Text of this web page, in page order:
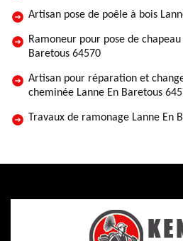
Artisan pose de poêle à bois
Ramoneur pour pose de
Baretous 64570
Artisan pour réparation et
cheminée Lanne En Baretous
Travaux de ramonage Lanne En